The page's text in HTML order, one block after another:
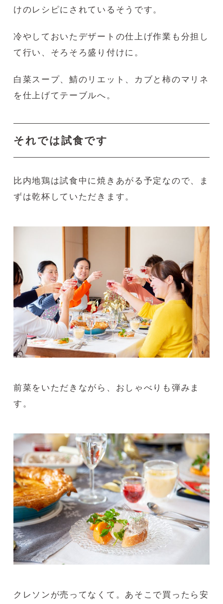
けのレシピにされているそうです。
冷やしておいたデザートの仕上げ作業も分担し
て行い、そろそろ盛り付けに。
白菜スープ、鯖のリエット、カブと柿のマリネ
を仕上げてテーブルへ。
それでは試食です
比内地鶏は試食中に焼きあがる予定なので、ま
ずは乾杯していただきます。
前菜をいただきながら、おしゃべりも弾みま
す。
クレソンが売ってなくて。あそこで買ったら安